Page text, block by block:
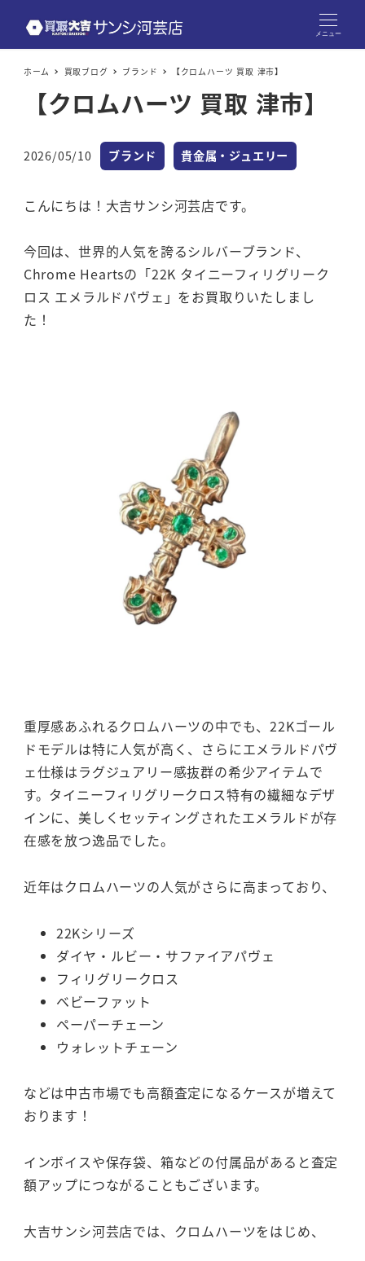
メニュー
ホーム 買取ブログ ブランド 【クロムハーツ 買取 津市】
【クロムハーツ 買取 津市】
投稿日
2026/05/10 カテゴリー
ブランド カテゴリー
貴金属・ジュエリー
こんにちは！大吉サンシ河芸店です。
今回は、世界的人気を誇るシルバーブランド、
Chrome Heartsの「22K タイニーフィリグリーク
ロス エメラルドパヴェ」をお買取りいたしまし
た！
重厚感あふれるクロムハーツの中でも、22Kゴール
ドモデルは特に人気が高く、さらにエメラルドパヴ
ェ仕様はラグジュアリー感抜群の希少アイテムで
す。タイニーフィリグリークロス特有の繊細なデザ
インに、美しくセッティングされたエメラルドが存
在感を放つ逸品でした。
近年はクロムハーツの人気がさらに高まっており、
22Kシリーズ
ダイヤ・ルビー・サファイアパヴェ
フィリグリークロス
ベビーファット
ペーパーチェーン
ウォレットチェーン
などは中古市場でも高額査定になるケースが増えて
おります！
インボイスや保存袋、箱などの付属品があると査定
額アップにつながることもございます。
大吉サンシ河芸店では、クロムハーツをはじめ、